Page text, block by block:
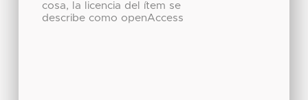
cosa, la licencia del ítem se
describe como openAccess